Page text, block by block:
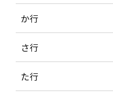
か行
さ行
た行